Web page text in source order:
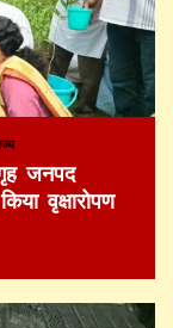
जनपद
वृक्षारोपण